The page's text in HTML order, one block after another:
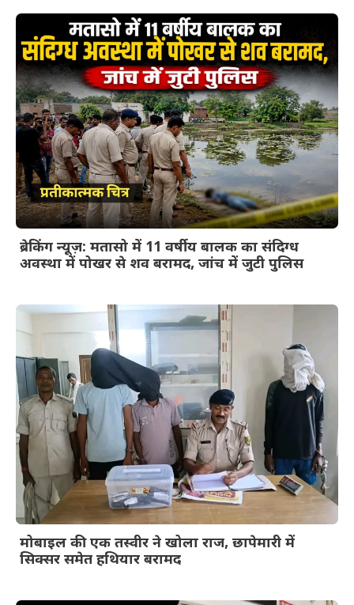
ब्रेकिंग न्यूज़: मतासो में 11 वर्षीय बालक का संदिग्ध
अवस्था में पोखर से शव बरामद, जांच में जुटी पुलिस
मोबाइल की एक तस्वीर ने खोला राज, छापेमारी में
सिक्सर समेत हथियार बरामद